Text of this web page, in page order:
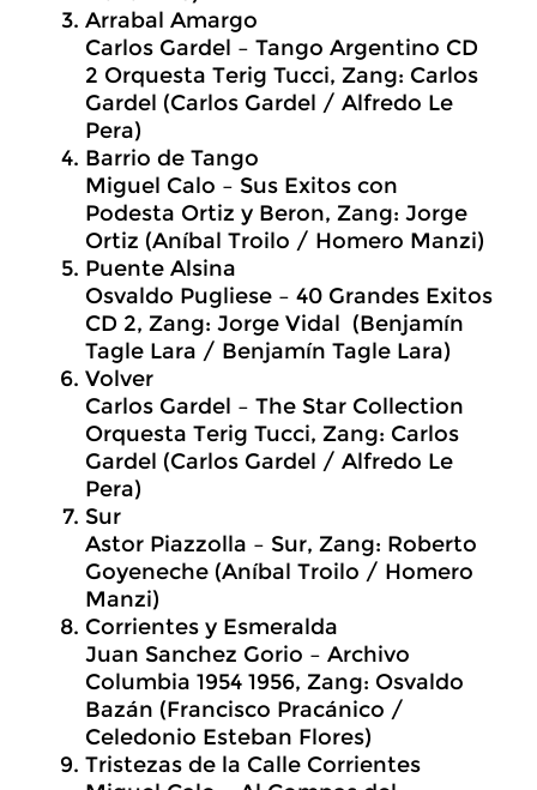
Arrabal Amargo
Carlos Gardel – Tango Argentino CD
2 Orquesta Terig Tucci, Zang: Carlos
Gardel (Carlos Gardel / Alfredo Le
Pera)
Barrio de Tango
Miguel Calo – Sus Exitos con
Podesta Ortiz y Beron, Zang: Jorge
Ortiz (Aníbal Troilo / Homero Manzi)
Puente Alsina
Osvaldo Pugliese – 40 Grandes Exitos
CD 2, Zang: Jorge Vidal (Benjamín
Tagle Lara / Benjamín Tagle Lara)
Volver
Carlos Gardel – The Star Collection
Orquesta Terig Tucci, Zang: Carlos
Gardel (Carlos Gardel / Alfredo Le
Pera)
Sur
Astor Piazzolla – Sur, Zang: Roberto
Goyeneche (Aníbal Troilo / Homero
Manzi)
Corrientes y Esmeralda
Juan Sanchez Gorio – Archivo
Columbia 1954 1956, Zang: Osvaldo
Bazán (Francisco Pracánico /
Celedonio Esteban Flores)
Tristezas de la Calle Corrientes